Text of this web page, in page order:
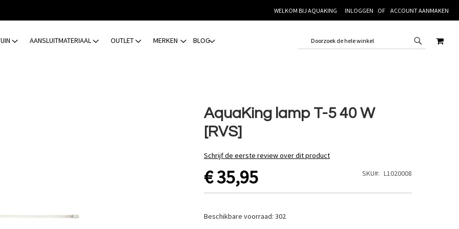
WELKOM BIJ AQUAKING INLOGGEN ACCOUNT AANMAKEN
AANSLUITMATERIAAL OUTLET MERKEN BLOG
AquaKing lamp T-5 40 W
[RVS]
Schrijf de eerste review over dit product
€ 35,95 SKU L1020008
Beschikbare voorraad: 302